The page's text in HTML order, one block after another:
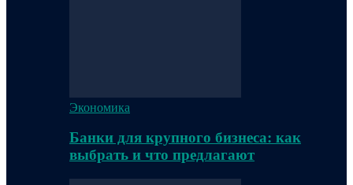
Экономика
Банки для крупного бизнеса: как
выбрать и что предлагают